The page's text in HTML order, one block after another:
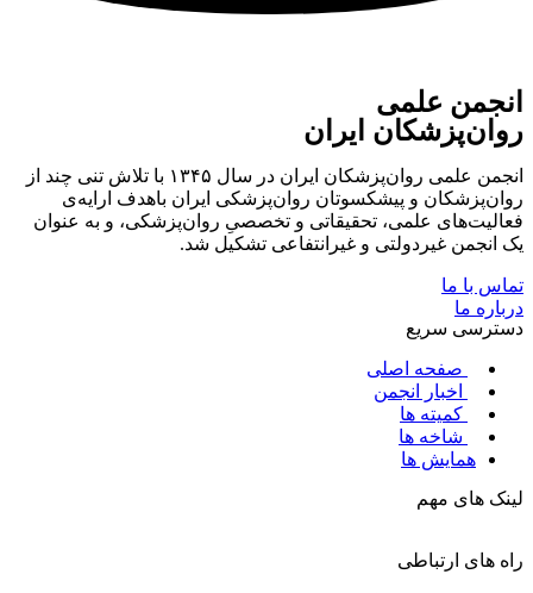
انجمن علمی
روان‌پزشکان ایران
انجمن علمی روان‌پزشکان ایران در سال ۱۳۴۵ با تلاش تنی چند از
روان‌پزشکان و پیشکسوتان روان‌پزشکی ایران باهدف ارایه‌ی
فعالیت‌های علمی، تحقیقاتی و تخصصیِ روان‌پزشکی، و به عنوان
یک انجمن غیردولتی و غیرانتفاعی تشکیل شد.
تماس با ما
درباره ما
دسترسی سریع
صفحه اصلی
اخبار انجمن
کمیته ها
شاخه ها
همایش ها
لینک های مهم
راه های ارتباطی